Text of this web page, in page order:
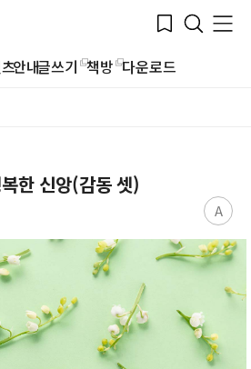
Bookmark
Search
Menu
안내글쓰기 책방 다운로드
한 신앙(감동 셋)
A